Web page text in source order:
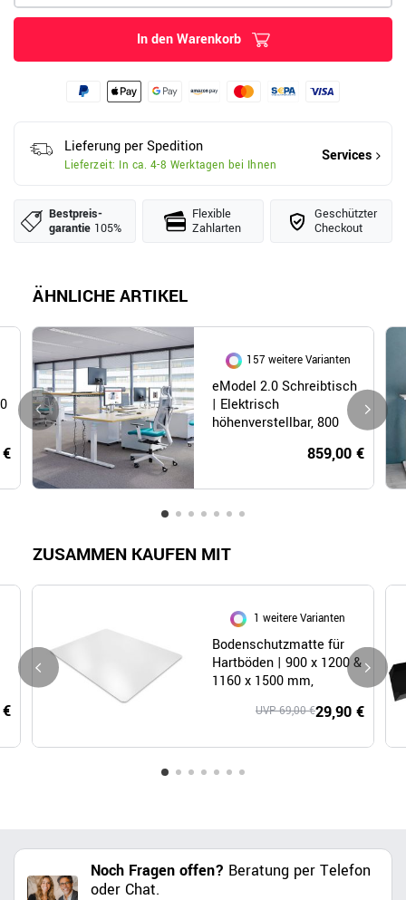
In den Warenkorb
Lieferung per Spedition
Lieferzeit: In ca. 4-8 Werktagen bei Ihnen
Services
Bestpreis­
garantie 105%
Flexible
Zahlarten
Geschützter
Checkout
ÄHNLICHE ARTIKEL
157 weitere Varianten
eModel 2.0 Schreibtisch
| Elektrisch
höhenverstellbar, 800
859,00 €
ZUSAMMEN KAUFEN MIT
1 weitere Varianten
Bodenschutzmatte für
Hartböden | 900 x 1200 &
1160 x 1500 mm,
29,90 €
UVP 69,00 €
Noch Fragen offen? Beratung per Telefon
oder Chat.